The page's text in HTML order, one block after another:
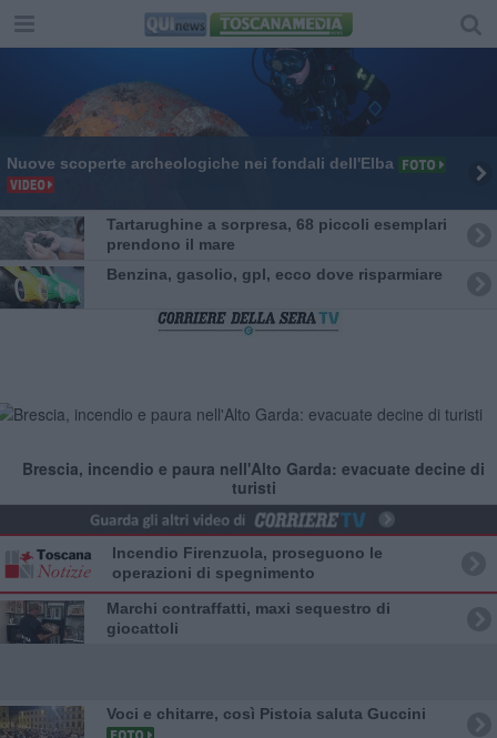
Nuove scoperte archeologiche nei fondali dell'Elba
Tartarughine a sorpresa, 68 piccoli esemplari
prendono il mare
​Benzina, gasolio, gpl, ecco dove risparmiare
Brescia, incendio e paura nell'Alto Garda: evacuate decine di
turisti
Incendio Firenzuola, proseguono le
operazioni di spegnimento
Marchi contraffatti, maxi sequestro di
giocattoli
Voci e chitarre, così Pistoia saluta Guccini